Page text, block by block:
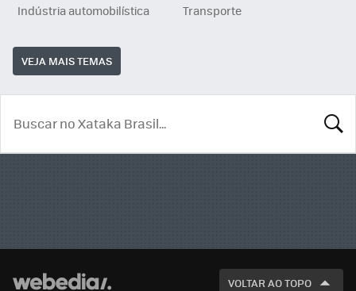
Indústria automobilística
Transporte
VEJA MAIS TEMAS
VOLTAR AO TOPO